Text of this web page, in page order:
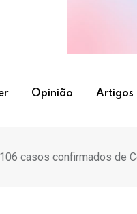
Opinião Artigos
casos confirmados de